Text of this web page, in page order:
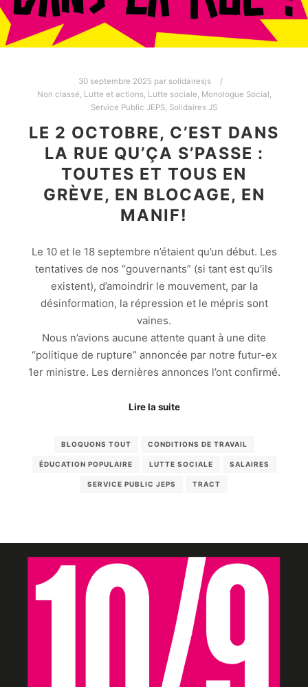
30 septembre 2025 par solidairesjs
Non classé, Lutte et actions, Lutte sociale, Monologue Social,
Service Public JEPS, Solidaires JS
LE 2 OCTOBRE, C’EST DANS
LA RUE QU’ÇA S’PASSE :
TOUTES ET TOUS EN
GRÈVE, EN BLOCAGE, EN
MANIF!
Le 10 et le 18 septembre n’étaient qu’un début. Les
tentatives de nos “gouvernants” (si tant est qu’ils
existent), d’amoindrir le mouvement, par la
désinformation, la répression et le mépris sont
vaines.
Nous n’avions aucune attente quant à une dite
“politique de rupture” annoncée par notre futur-ex
1er ministre. Les dernières annonces l’ont confirmé.
Lire la suite
BLOQUONS TOUT CONDITIONS DE TRAVAIL
ÉDUCATION POPULAIRE LUTTE SOCIALE SALAIRES
SERVICE PUBLIC JEPS TRACT